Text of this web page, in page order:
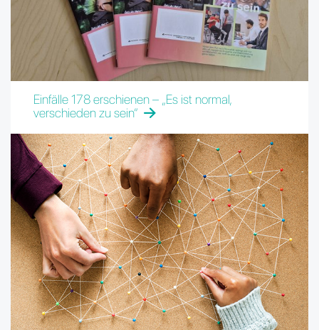
Einfälle 178 erschienen – „Es ist normal,
verschieden zu sein“